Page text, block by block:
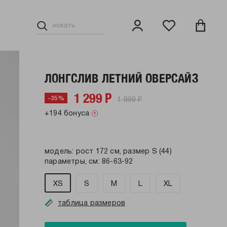
ЛОНГСЛИВ ЛЕТНИЙ ОВЕРСАЙЗ
-35% 1 299 Р 1 999 Р
+194 бонуса
модель: рост 172 см, размер S (44)
параметры, см: 86-63-92
XS S M L XL
таблица размеров